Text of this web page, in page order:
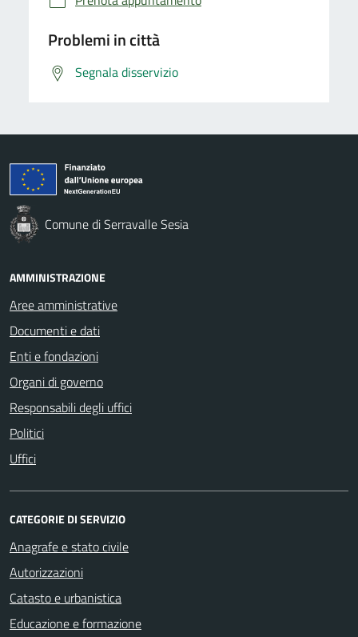
Problemi in città
Segnala disservizio
Comune di Serravalle Sesia
AMMINISTRAZIONE
Aree amministrative
Documenti e dati
Enti e fondazioni
Organi di governo
Responsabili degli uffici
Politici
Uffici
CATEGORIE DI SERVIZIO
Anagrafe e stato civile
Autorizzazioni
Catasto e urbanistica
Educazione e formazione